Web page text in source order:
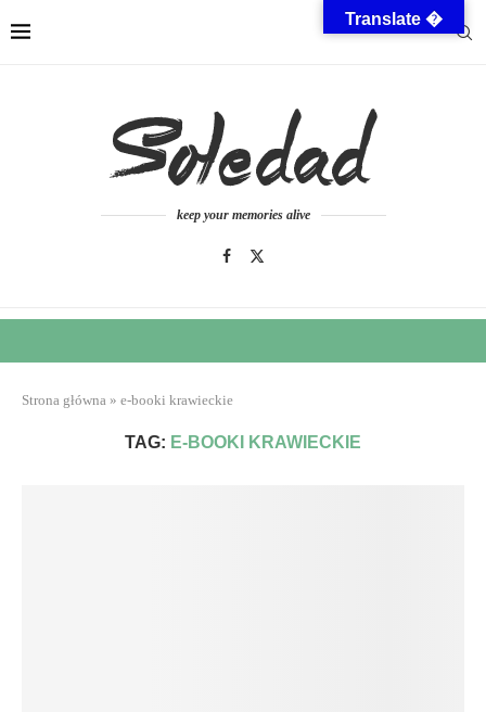
keep your memories alive
Strona główna » e-booki krawieckie
TAG: E-BOOKI KRAWIECKIE
Translate �